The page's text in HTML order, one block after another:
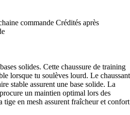
commande Crédités après
solides. Cette chaussure de training
lorsque tu soulèves lourd. Le chaussant
stable assurent une base solide. La
un maintien optimal lors des
tige en mesh assurent fraîcheur et confort